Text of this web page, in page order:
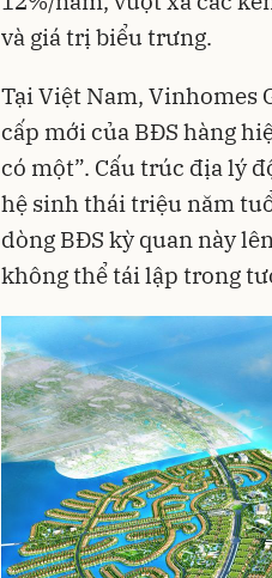
và giá trị biểu trưng.
Tại Việt Nam, Vinhomes
cấp mới của BĐS hàng
có một”. Cấu trúc địa lý
hệ sinh thái triệu năm
dòng BĐS kỳ quan này
không thể tái lập trong